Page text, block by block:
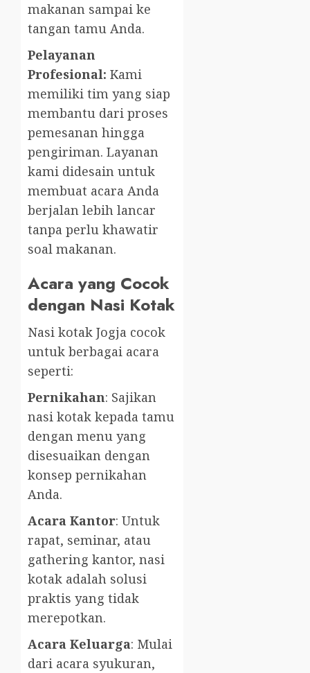
makanan sampai ke
tangan tamu Anda.
Pelayanan
Profesional: Kami
memiliki tim yang siap
membantu dari proses
pemesanan hingga
pengiriman. Layanan
kami didesain untuk
membuat acara Anda
berjalan lebih lancar
tanpa perlu khawatir
soal makanan.
Acara yang Cocok
dengan Nasi Kotak
Nasi kotak Jogja cocok
untuk berbagai acara
seperti:
Pernikahan: Sajikan
nasi kotak kepada tamu
dengan menu yang
disesuaikan dengan
konsep pernikahan
Anda.
Acara Kantor: Untuk
rapat, seminar, atau
gathering kantor, nasi
kotak adalah solusi
praktis yang tidak
merepotkan.
Acara Keluarga: Mulai
dari acara syukuran,